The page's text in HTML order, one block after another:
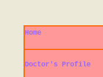
Home
Doctor's Profile